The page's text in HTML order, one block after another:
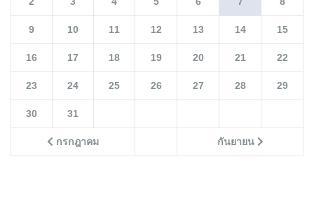
กรกฎาคม กันยายน
9 10 11 12 13 14 15
16 17 18 19 20 21 22
23 24 25 26 27 28 29
30 31